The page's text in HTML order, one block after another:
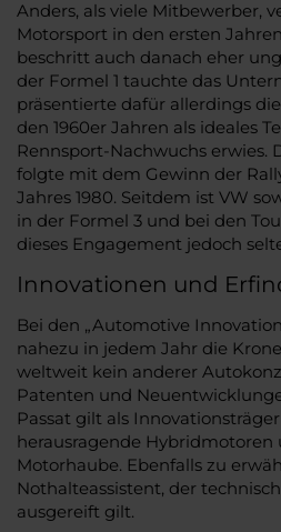
Anders, als viele Mitbewerber,
Motorsport in den ersten
beschritt auch danach eher
der Formel 1 tauchte das
präsentierte dafür allerdings
den 1960er Jahren als ideales
Rennsport-Nachwuchs erwies.
folgte mit dem Gewinn der
Jahres 1980. Seitdem ist VW
in der Formel 3 und bei den
dieses Engagement jedoch
Innovationen und
Bei den „Automotive
nahezu in jedem Jahr die
weltweit kein anderer
Patenten und
Passat gilt als
herausragende Hybridmotoren
Motorhaube. Ebenfalls zu
Nothalteassistent, der
ausgereift gilt.